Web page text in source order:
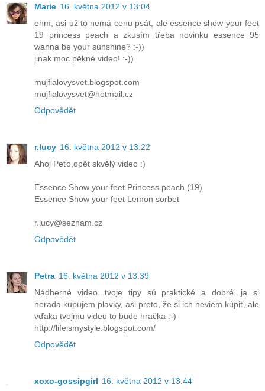
Marie 16. května 2012 v 13:04
ehm, asi už to nemá cenu psát, ale essence show your feet
19 princess peach a zkusím třeba novinku essence 95
wanna be your sunshine? :-))
jinak moc pěkné video! :-))
mujfialovysvet.blogspot.com
mujfialovysvet@hotmail.cz
Odpovědět
r.lucy 16. května 2012 v 13:22
Ahoj Peťo,opět skvělý video :)
Essence Show your feet Princess peach (19)
Essence Show your feet Lemon sorbet
r.lucy@seznam.cz
Odpovědět
Petra 16. května 2012 v 13:39
Nádherné video...tvoje tipy sú praktické a dobré...ja si
nerada kupujem plavky, asi preto, že si ich neviem kúpiť, ale
vďaka tvojmu videu to bude hračka :-)
http://lifeismystyle.blogspot.com/
Odpovědět
xoxo-gossipgirl 16. května 2012 v 13:44